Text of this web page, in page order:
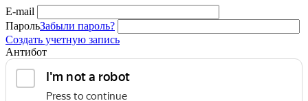
E-mail
ПарольЗабыли пароль?
Создать учетную запись
Антибот